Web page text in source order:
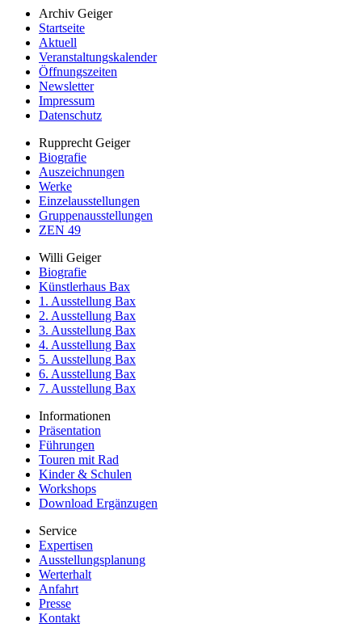
Archiv Geiger
Startseite
Aktuell
Veranstaltungskalender
Öffnungszeiten
Newsletter
Impressum
Datenschutz
Rupprecht Geiger
Biografie
Auszeichnungen
Werke
Einzelausstellungen
Gruppenausstellungen
ZEN 49
Willi Geiger
Biografie
Künstlerhaus Bax
1. Ausstellung Bax
2. Ausstellung Bax
3. Ausstellung Bax
4. Ausstellung Bax
5. Ausstellung Bax
6. Ausstellung Bax
7. Ausstellung Bax
Informationen
Präsentation
Führungen
Touren mit Rad
Kinder & Schulen
Workshops
Download Ergänzugen
Service
Expertisen
Ausstellungsplanung
Werterhalt
Anfahrt
Presse
Kontakt